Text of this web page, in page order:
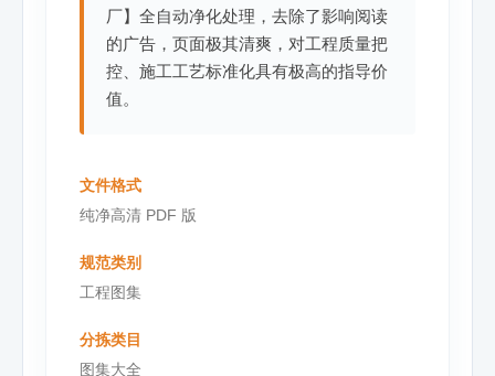
厂】全自动净化处理，去除了影响阅读
的广告，页面极其清爽，对工程质量把
控、施工工艺标准化具有极高的指导价
值。
文件格式
纯净高清 PDF 版
规范类别
工程图集
分拣类目
图集大全